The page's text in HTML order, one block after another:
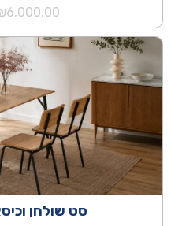
6,000.00
סט שולחן